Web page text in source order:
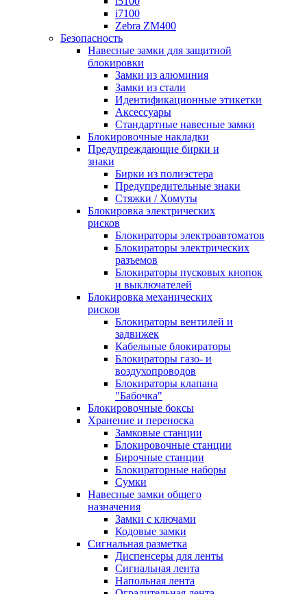
i7100
Zebra ZM400
Безопасность
Навесные замки для защитной
блокировки
Замки из алюминия
Замки из стали
Идентификационные этикетки
Аксессуары
Стандартные навесные замки
Блокировочные накладки
Предупреждающие бирки и
знаки
Бирки из полиэстера
Предупредительные знаки
Стяжки / Хомуты
Блокировка электрических
рисков
Блокираторы электроавтоматов
Блокираторы электрических
разъемов
Блокираторы пусковых кнопок
и выключателей
Блокировка механических
рисков
Блокираторы вентилей и
задвижек
Кабельные блокираторы
Блокираторы газо- и
воздухопроводов
Блокираторы клапана
"Бабочка"
Блокировочные боксы
Хранение и переноска
Замковые станции
Блокировочные станции
Бирочные станции
Блокираторные наборы
Сумки
Навесные замки общего
назначения
Замки с ключами
Кодовые замки
Сигнальная разметка
Диспенсеры для ленты
Сигнальная лента
Напольная лента